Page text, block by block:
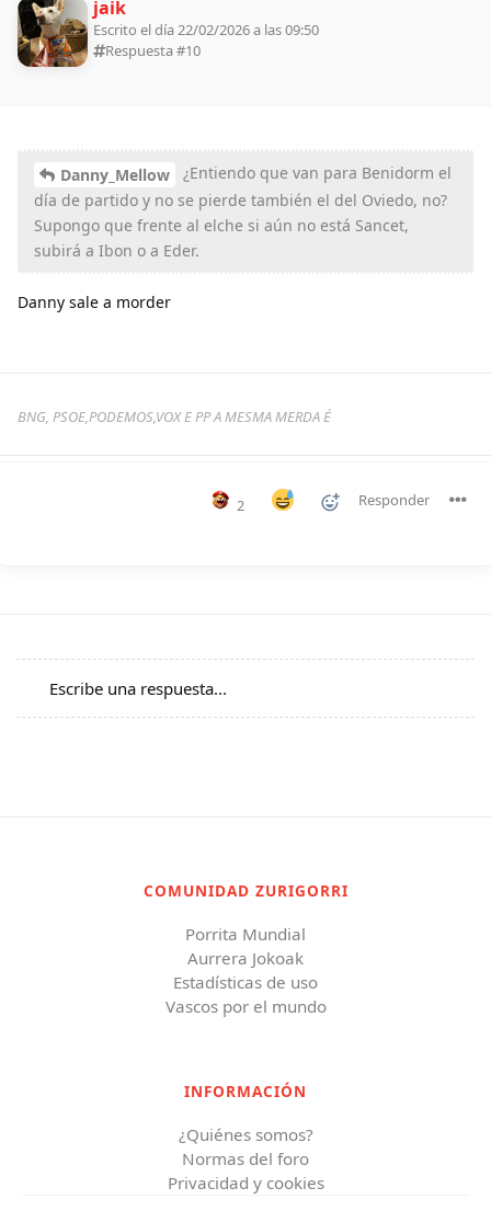
jaik
Escrito el día 22/02/2026 a las 09:50
Respuesta #10
Danny_Mellow
¿Entiendo que van para Benidorm el
día de partido y no se pierde también el del Oviedo, no?
Supongo que frente al elche si aún no está Sancet,
subirá a Ibon o a Eder.
Danny sale a morder
BNG, PSOE,PODEMOS,VOX E PP A MESMA MERDA É
2 Responder
Escribe una respuesta...
COMUNIDAD ZURIGORRI
Porrita Mundial
Aurrera Jokoak
Estadísticas de uso
Vascos por el mundo
INFORMACIÓN
¿Quiénes somos?
Normas del foro
Privacidad y cookies